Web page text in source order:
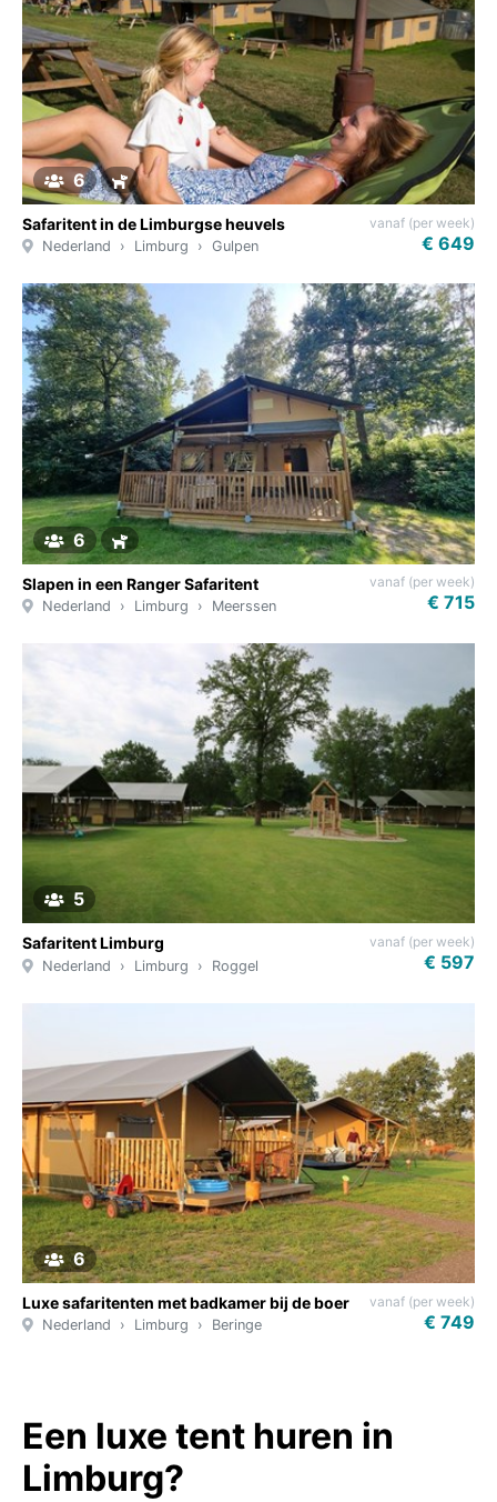
6
Safaritent in de Limburgse heuvels
Nederland Limburg Gulpen
vanaf (per week)
€ 649
6
Slapen in een Ranger Safaritent
Nederland Limburg Meerssen
vanaf (per week)
€ 715
5
Safaritent Limburg
Nederland Limburg Roggel
vanaf (per week)
€ 597
6
Luxe safaritenten met badkamer bij de boer
Nederland Limburg Beringe
vanaf (per week)
€ 749
Een luxe tent huren in
Limburg?